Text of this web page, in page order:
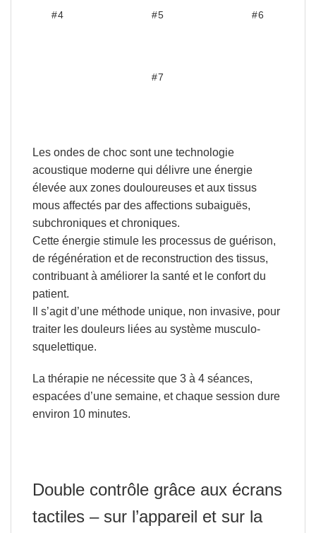
#4 #5 #6
#7
Les ondes de choc sont une technologie
acoustique modernequi délivre une énergie
élevée aux zones douloureuses et aux tissus
mous affectés par des affections subaiguës,
subchroniques et chroniques.
Cette énergie stimule les processus de guérison,
de régénération et de reconstruction des tissus,
contribuant à améliorer la santé et le confort du
patient.
Il s’agit d’une méthode unique, non invasive, pour
traiter les douleurs liées au système musculo-
squelettique.
La thérapie ne nécessite que 3 à 4 séances,
espacées d’une semaine, et chaque session dure
environ 10 minutes.
Double contrôle grâce aux écrans
tactiles – sur l’appareil et sur la